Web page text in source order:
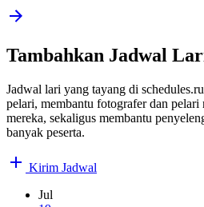
Tambahkan Jadwal
Jadwal lari yang tayang di
pelari, membantu fotografer dan pelari
mereka, sekaligus membantu
banyak peserta.
Kirim Jadwal
Jul